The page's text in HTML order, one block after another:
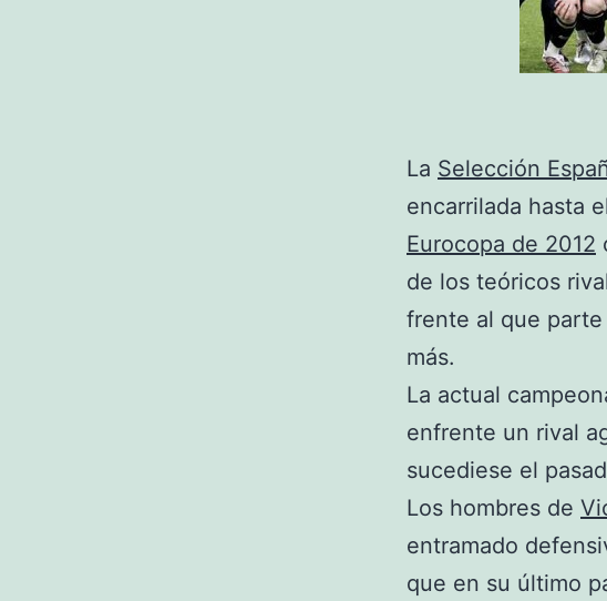
La Selección
encarrilada hasta
Eurocopa de 2012
de los teóricos
frente al que
más.
La actual
enfrente un rival
sucediese el
Los hombres de
entramado
que en su último